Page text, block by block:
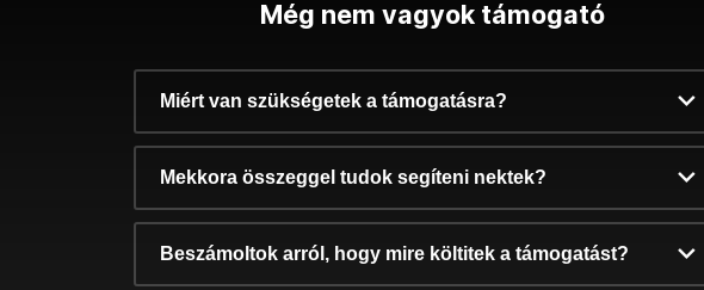
Még nem vagyok támogató
Miért van szükségetek a támogatásra?
Mekkora összeggel tudok segíteni nektek?
Beszámoltok arról, hogy mire költitek a támogatást?